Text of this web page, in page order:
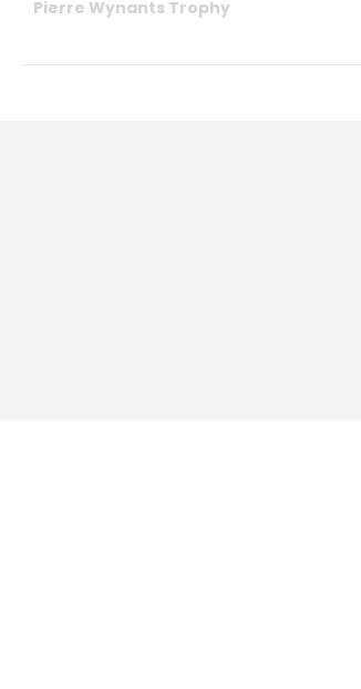
Pierre Wynants Trophy